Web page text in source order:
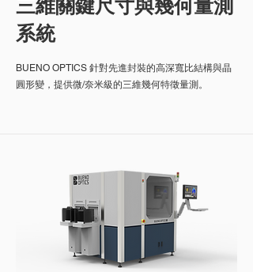
三維關鍵尺寸與幾何量測
系統
BUENO OPTICS 針對先進封裝的高深寬比結構與晶
圓形變，提供微/奈米級的三維幾何特徵量測。